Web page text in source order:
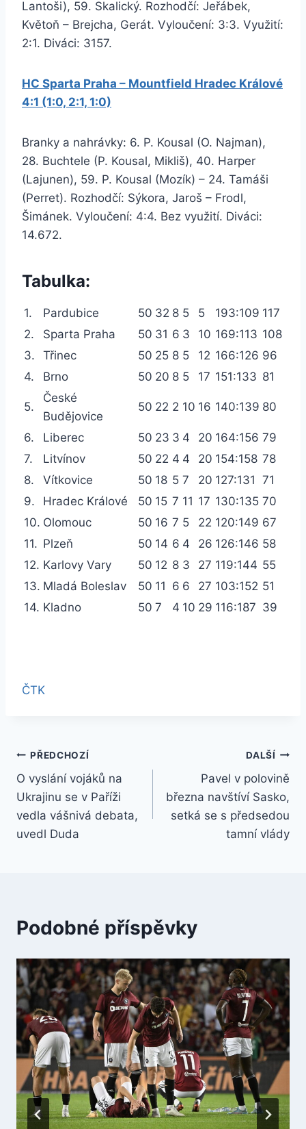
Lantoši), 59. Skalický. Rozhodčí: Jeřábek,
Květoň – Brejcha, Gerát. Vyloučení: 3:3. Využití:
2:1. Diváci: 3157.
HC Sparta Praha – Mountfield Hradec Králové
4:1 (1:0, 2:1, 1:0)
Branky a nahrávky: 6. P. Kousal (O. Najman),
28. Buchtele (P. Kousal, Mikliš), 40. Harper
(Lajunen), 59. P. Kousal (Mozík) – 24. Tamáši
(Perret). Rozhodčí: Sýkora, Jaroš – Frodl,
Šimánek. Vyloučení: 4:4. Bez využití. Diváci:
14.672.
Tabulka:
1. Pardubice 50 32 8 5 5 193:109 117
2.
Sparta Praha 50 31 6 3 10 169:113 108
3.
Třinec 50 25 8 5 12 166:126 96
4.
Brno 50 20 8 5 17 151:133 81
5.
České
Budějovice
50 22 2 10 16 140:139 80
6. Liberec 50 23 3 4 20 164:156 79
7.
Litvínov 50 22 4 4 20 154:158 78
8.
Vítkovice 50 18 5 7 20 127:131 71
9.
Hradec Králové 50 15 7 11 17 130:135 70
10. Olomouc 50 16 7 5 22 120:149 67
11. Plzeň 50 14 6 4 26 126:146 58
12. Karlovy Vary 50 12 8 3 27 119:144 55
13. Mladá Boleslav 50 11 6 6 27 103:152 51
14. Kladno 50 7 4 10 29 116:187 39
ČTK
Navigace
pro
příspěvek
PŘEDCHOZÍ
O vyslání vojáků na
Ukrajinu se v Paříži
vedla vášnivá debata,
uvedl Duda
DALŠÍ
Pavel v polovině
března navštíví Sasko,
setká se s předsedou
tamní vlády
Podobné příspěvky